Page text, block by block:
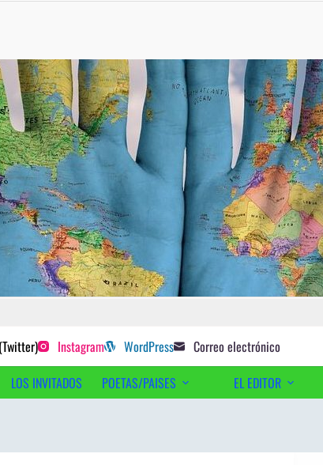
sugeridos Instagram WordPress Correo electrónico
LOS INVITADOS POETAS/PAISES EL EDITOR